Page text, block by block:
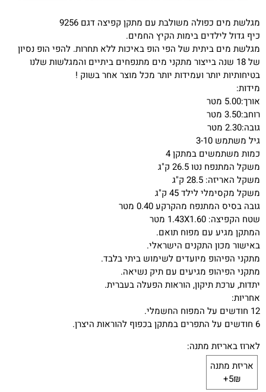
מגלשת מים כפולה משולבת עם מתקן קפיצה דגם 9256
כיף גדול לילדים בימות הקיץ החמים.
מגלשת מים ביתית של הפי הופ באיכות ללא תחרות. להפי הופ נסיון
של 18 שנה בייצור מתקני מים מתנפחים ביתיים והמגלשות שלנו
בטיחותיות יותר ועמידות יותר מכל מוצר אחר בשוק !
מידות:
אורך:5.00 מטר
רוחב:3.50 מטר
גובה:2.30 מטר
גיל משתמש 3-10
כמות משתמשים במתקן 4
משקל המתנפח נטו 26.5 ק"ג
משקל האריזה: 28.5 ק"ג
משקל מקסימלי לילד 45 ק"ג
גובה בסיס המתנפח מהקרקע 0.40 מטר
שטח הקפיצה: 1.43X1.60 מטר
המתקן מגיע עם מפוח תואם.
באישור מכון התקנים הישראלי.
מתקני הפיהופ מיועדים לשימוש ביתי בלבד.
מתקני הפיהופ מגיעים עם תיק נשיאה.
יתדות, ערכת תיקון, הוראות הפעלה בעברית.
אחריות:
12 חודשים על המפוח החשמלי.
6 חודשים על התפרים במתקן בכפוף להוראות היצרן.
לארוז באריזת מתנה:
אריזת מתנה
5₪+